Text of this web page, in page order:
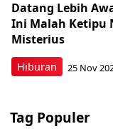
Hiburan
Datang Lebih
Ini Malah Ketipu
Misterius
25 Nov
Tag Populer